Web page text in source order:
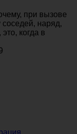
при вызове
наряд,
когда в